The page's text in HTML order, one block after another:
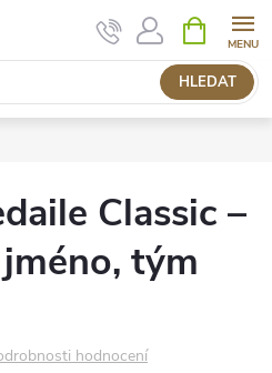
HLEDAT
NÁKUPNÍ
KOŠÍK
Classic –
tým
hodnocení